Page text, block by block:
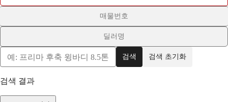
매물번호
딜러명
검색 검색 초기화
검색 결과